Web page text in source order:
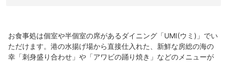
お食事処は個室や半個室の席があるダイニング「UMI(ウミ)」でい
ただけます。港の水揚げ場から直接仕入れた、新鮮な房総の海の
幸「刺身盛り合わせ」や「アワビの踊り焼き」などのメニューが